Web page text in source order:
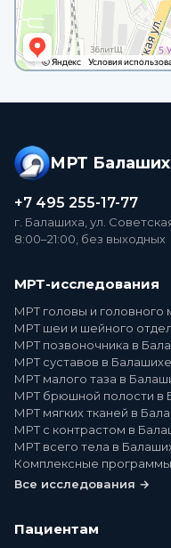
МРТ
+7 495 255-17-77
г. Балашиха, ул.
8:00–21:00, без выходных
МРТ-исследования
МРТ головы и головного
МРТ шеи и шейного
МРТ позвоночника в
МРТ суставов в Балашихе
МРТ малого таза в
МРТ брюшной полости в
МРТ мягких тканей в
МРТ с контрастом в
МРТ всего тела в
Комплексные
Все исследования →
Пациентам